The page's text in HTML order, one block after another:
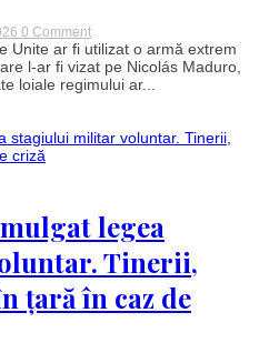
0 Commenton
Arma
secretă
folosită
de
operațiunea
senzația
că
explodează
capul
din
interior”
Unite ar fi utilizat o armă extrem
l-ar fi vizat pe Nicolás Maduro,
loiale regimului ar...
legea
Tinerii,
țară în caz de